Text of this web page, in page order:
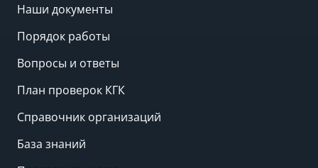
Наши документы
Порядок работы
Вопросы и ответы
План проверок КГК
Справочник организаций
База знаний